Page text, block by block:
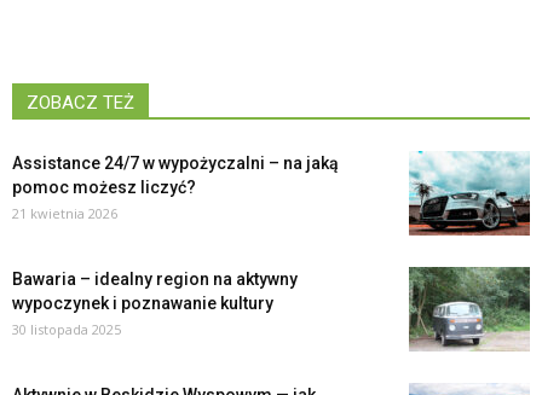
ZOBACZ TEŻ
Assistance 24/7 w wypożyczalni – na jaką
pomoc możesz liczyć?
21 kwietnia 2026
Bawaria – idealny region na aktywny
wypoczynek i poznawanie kultury
30 listopada 2025